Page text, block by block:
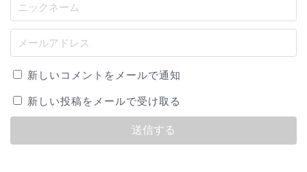
新しいコメントをメールで通知
新しい投稿をメールで受け取る